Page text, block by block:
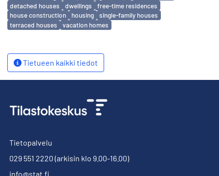
detached houses
dwellings
free-time residences
house construction
housing
single-family houses
terraced houses
vacation homes
Tietueen kaikki tiedot
Tietopalvelu
029 551 2220 (arkisin klo 9.00-16.00)
info@stat.fi